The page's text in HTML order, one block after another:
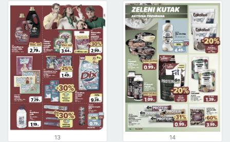
13 14